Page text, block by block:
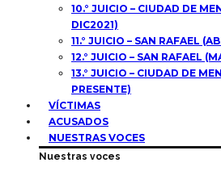
10.° JUICIO – CIUDAD DE
DIC2021)
11.° JUICIO – SAN RAFAEL
12.° JUICIO – SAN RAFAEL
13.° JUICIO – CIUDAD DE
PRESENTE)
VÍCTIMAS
ACUSADOS
NUESTRAS VOCES
Nuestras voces